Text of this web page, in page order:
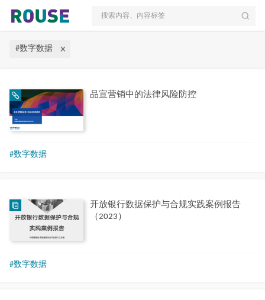
搜索内容、内容标签
#数字数据
品宣营销中的法律风险防控
#数字数据
开放银行数据保护与合规实践案例报告
（2023）
#数字数据